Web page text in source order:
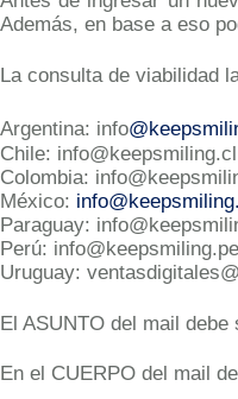
Además, en base a eso
La consulta de viabilidad
Argentina: info
Chile: info@keepsmiling.cl
Colombia:
México:
Paraguay:
Perú: info@keepsmiling.pe
Uruguay:
El ASUNTO del mail
En el CUERPO del mail